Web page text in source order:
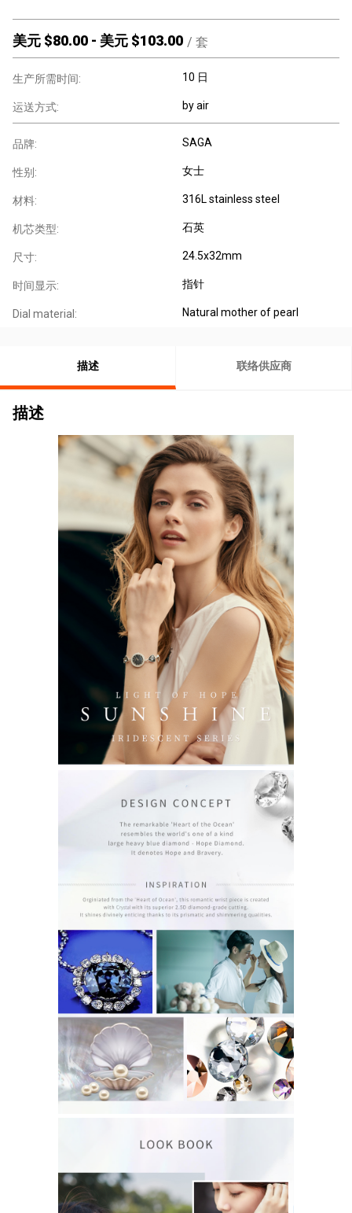
美元 $80.00 - 美元 $103.00 / 套
生产所需时间: 10 日
运送方式: by air
品牌: SAGA
性别: 女士
材料: 316L stainless steel
机芯类型: 石英
尺寸: 24.5x32mm
时间显示: 指针
Dial material: Natural mother of pearl
描述 联络供应商
描述